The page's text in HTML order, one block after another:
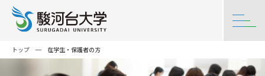
トップ 在学生・保護者の方